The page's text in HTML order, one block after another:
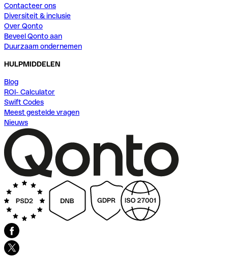
Contacteer ons
Diversiteit & inclusie
Over Qonto
Beveel Qonto aan
Duurzaam ondernemen
HULPMIDDELEN
Blog
ROI- Calculator
Swift Codes
Meest gestelde vragen
Nieuws